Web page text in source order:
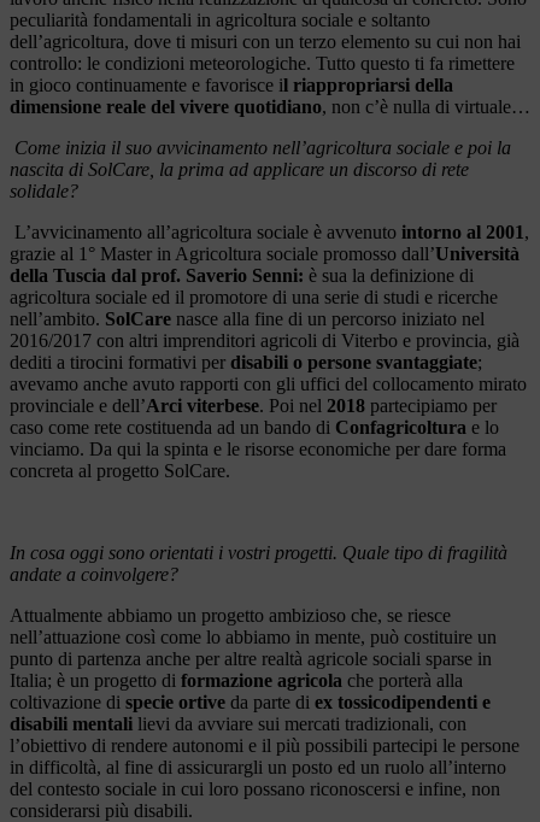
peculiarità fondamentali in agricoltura sociale e soltanto
dell’agricoltura, dove ti misuri con un terzo elemento su cui non hai
controllo: le condizioni meteorologiche. Tutto questo ti fa rimettere
in gioco continuamente e favorisce il riappropriarsi della
dimensione reale del vivere quotidiano, non c’è nulla di virtuale…
Come inizia il suo avvicinamento nell’agricoltura sociale e poi la
nascita di SolCare, la prima ad applicare un discorso di rete
solidale?
L’avvicinamento all’agricoltura sociale è avvenuto intorno al 2001,
grazie al 1° Master in Agricoltura sociale promosso dall’Università
della Tuscia dal prof. Saverio Senni: è sua la definizione di
agricoltura sociale ed il promotore di una serie di studi e ricerche
nell’ambito. SolCare nasce alla fine di un percorso iniziato nel
2016/2017 con altri imprenditori agricoli di Viterbo e provincia, già
dediti a tirocini formativi per disabili o persone svantaggiate;
avevamo anche avuto rapporti con gli uffici del collocamento mirato
provinciale e dell’Arci viterbese. Poi nel 2018 partecipiamo per
caso come rete costituenda ad un bando di Confagricoltura e lo
vinciamo. Da qui la spinta e le risorse economiche per dare forma
concreta al progetto SolCare.
In cosa oggi sono orientati i vostri progetti. Quale tipo di fragilità
andate a coinvolgere?
Attualmente abbiamo un progetto ambizioso che, se riesce
nell’attuazione così come lo abbiamo in mente, può costituire un
punto di partenza anche per altre realtà agricole sociali sparse in
Italia; è un progetto di formazione agricola che porterà alla
coltivazione di specie ortive da parte di ex tossicodipendenti e
disabili mentali lievi da avviare sui mercati tradizionali, con
l’obiettivo di rendere autonomi e il più possibili partecipi le persone
in difficoltà, al fine di assicurargli un posto ed un ruolo all’interno
del contesto sociale in cui loro possano riconoscersi e infine, non
considerarsi più disabili.